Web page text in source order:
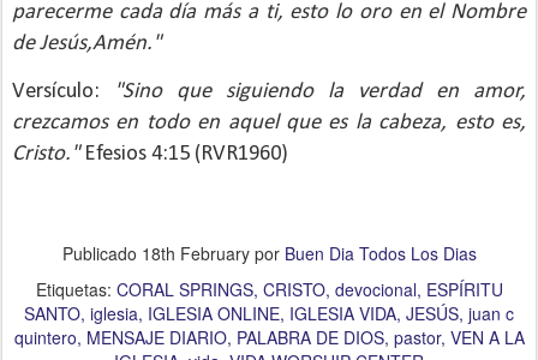
parecerme cada día más a ti, esto lo oro en el Nombre
de Jesús,Amén."
Versículo:
"Sino que siguiendo la verdad en amor,
crezcamos en todo en aquel que es la cabeza, esto es,
Cristo." Efesios 4:15 (RVR1960)
Publicado 18th Februarypor Buen Dia Todos Los Dias
Etiquetas: CORAL SPRINGS CRISTO devocional ESPÍRITU
SANTO iglesia IGLESIA ONLINE IGLESIA VIDA JESÚS juan c
quintero MENSAJE DIARIO PALABRA DE DIOS pastor VEN A LA